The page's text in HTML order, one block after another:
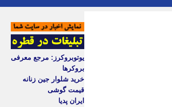
یوتوبروکرز: مرجع معرفی
بروکرها
خرید شلوار جین زنانه
قیمت گوشی
ایران پدیا